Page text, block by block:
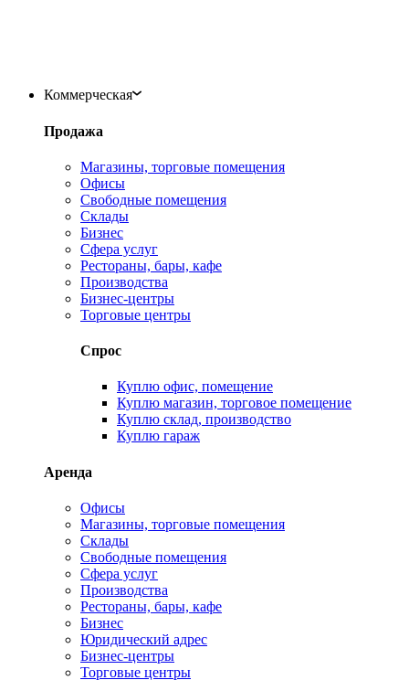
Коммерческая
Продажа
Магазины, торговые помещения
Офисы
Свободные помещения
Склады
Бизнес
Сфера услуг
Рестораны, бары, кафе
Производства
Бизнес-центры
Торговые центры
Спрос
Куплю офис, помещение
Куплю магазин, торговое помещение
Куплю склад, производство
Куплю гараж
Аренда
Офисы
Магазины, торговые помещения
Склады
Свободные помещения
Сфера услуг
Производства
Рестораны, бары, кафе
Бизнес
Юридический адрес
Бизнес-центры
Торговые центры